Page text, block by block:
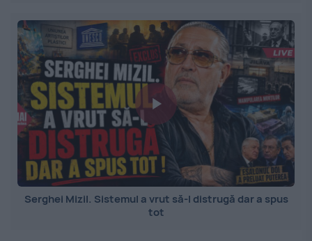
Serghei Mizil. Sistemul a vrut să-l distrugă dar a spus
tot